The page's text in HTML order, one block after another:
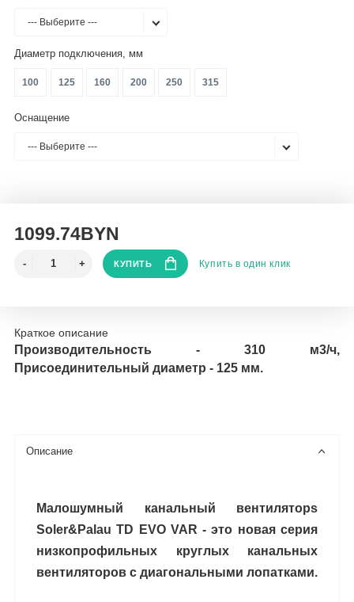
--- Выберите ---
Диаметр подключения, мм
100 125 160 200 250 315
Оснащение
--- Выберите ---
1099.74BYN
КУПИТЬ Купить в один клик
Краткое описание
Производительность - 310 м3/ч,
Присоединительный диаметр - 125 мм.
Описание
Малошумный канальный вентиляторs
Soler&Palau TD EVO VAR - это новая серия
низкопрофильных круглых канальных
вентиляторов с диагональными лопатками.